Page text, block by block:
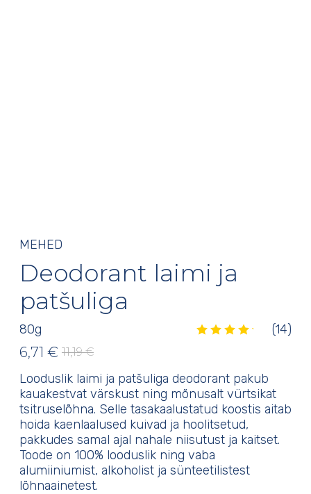
MEHED
Deodorant laimi ja
patšuliga
80g
Hinnatud
4.29 /5 14
(14)
11,19€
Algne
hind
oli:
11,19 €.
6,71 €
Praegune
hind
on:
6,71 €.
Looduslik laimi ja patšuliga deodorant pakub
kauakestvat värskust ning mõnusalt vürtsikat
tsitruselõhna. Selle tasakaalustatud koostis aitab
hoida kaenlaalused kuivad ja hoolitsetud,
pakkudes samal ajal nahale niisutust ja kaitset.
Toode on 100% looduslik ning vaba
alumiiniumist, alkoholist ja sünteetilistest
lõhnaainetest.